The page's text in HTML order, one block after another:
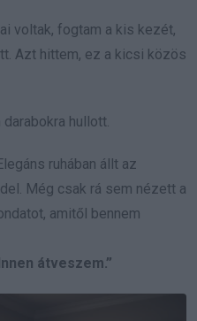
voltak, fogtam a kis kezét,
Azt hittem, ez a kicsi közös
hullott.
ruhában állt az
Még csak rá sem nézett a
amitől bennem
átveszem.”